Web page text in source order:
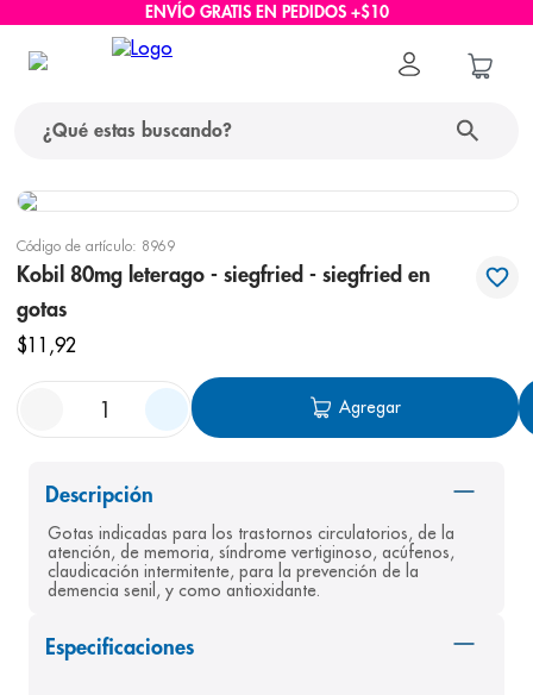
ENVÍO GRATIS EN PEDIDOS +$10
Código de artículo: 8969
Kobil 80mg leterago - siegfried - siegfried en
gotas
$11 ,92
Agregar
Descripción
Gotas indicadas para los trastornos circulatorios, de la
atención, de memoria, síndrome vertiginoso, acúfenos,
claudicación intermitente, para la prevención de la
demencia senil, y como antioxidante.
Especificaciones
términos más buscados
1. protector solar
2.
3.
5. nivea
8. pediasure
9. panolini
10.prueba embarazo